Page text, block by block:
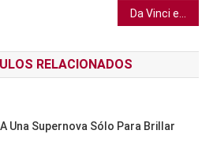
RELACIONADOS
Una Supernova Sólo Para Brillar